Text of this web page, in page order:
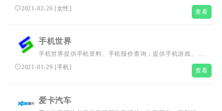
手机、ipad，Web等，随时随地以图片、文字、语音多种方
式分享交流育儿、瘦身、美妆、情感、美食、打击小三、两
2021-02-26 [女性] 查看
手机世界
手机世界提供手机资料、手机报价查询，提供手机游戏、手
机主题、手机软件、手机壁纸、手机图片免费下载，彩票开
2021-01-29 [手机] 查看
爱卡汽车